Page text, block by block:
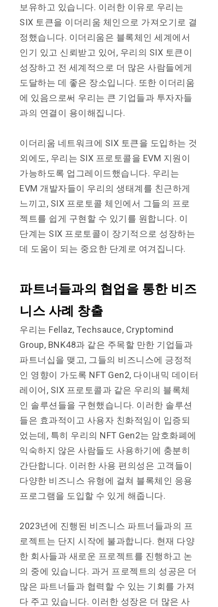
보유하고 있습니다. 이러한 이유로 우리는
SIX 토큰을 이더리움 체인으로 가져오기로 결
정했습니다. 이더리움은 블록체인 세계에서
인기 있고 신뢰받고 있어, 우리의 SIX 토큰이
성장하고 전 세계적으로 더 많은 사람들에게
도달하는 데 좋은 장소입니다. 또한 이더리움
에 있음으로써 우리는 큰 기업들과 투자자들
과의 연결이 용이해집니다.
이더리움 네트워크에 SIX 토큰을 도입하는 것
외에도, 우리는 SIX 프로토콜을 EVM 지원이
가능하도록 업그레이드했습니다. 우리는
EVM 개발자들이 우리의 생태계를 친근하게
느끼고, SIX 프로토콜 체인에서 그들의 프로
젝트를 쉽게 구현할 수 있기를 원합니다. 이
단계는 SIX 프로토콜이 장기적으로 성장하는
데 도움이 되는 중요한 단계로 여겨집니다.
파트너들과의 협업을 통한 비즈
니스 사례 창출
우리는 Fellaz, Techsauce, Cryptomind
Group, BNK48과 같은 주목할 만한 기업들과
파트너십을 맺고, 그들의 비즈니스에 긍정적
인 영향이 가도록 NFT Gen2, 다이내믹 데이터
레이어, SIX 프로토콜과 같은 우리의 블록체
인 솔루션들을 구현했습니다. 이러한 솔루션
들은 효과적이고 사용자 친화적임이 입증되
었는데, 특히 우리의 NFT Gen2는 암호화폐에
익숙하지 않은 사람들도 사용하기에 충분히
간단합니다. 이러한 사용 편의성은 고객들이
다양한 비즈니스 유형에 걸쳐 블록체인 응용
프로그램을 도입할 수 있게 해줍니다.
2023년에 진행된 비즈니스 파트너들과의 프
로젝트는 단지 시작에 불과합니다. 현재 다양
한 회사들과 새로운 프로젝트를 진행하고 논
의 중에 있습니다. 과거 프로젝트의 성공은 더
많은 파트너들과 협력할 수 있는 기회를 가져
다 주고 있습니다. 이러한 성장은 더 많은 사